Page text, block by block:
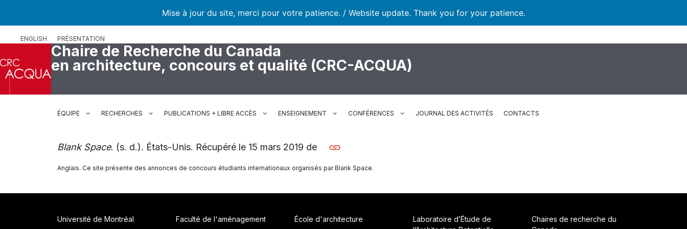
Mise à jour du site, merci pour votre patience. / Website update. Thank you for your patience.
ENGLISH PRÉSENTATION
Chaire de Recherche du Canada
en architecture, concours et qualité (CRC-ACQUA)
ÉQUIPE RECHERCHES PUBLICATIONS + LIBRE ACCÈS ENSEIGNEMENT CONFÉRENCES JOURNAL DES ACTIVITÉS CONTACTS
Blank Space. (s. d.). États-Unis. Récupéré le 15 mars 2019 de
Anglais. Ce site présente des annonces de concours étudiants internationaux organisés par Blank Space.
Université de Montréal Faculté de l'aménagement École d'architecture
Laboratoire d’Étude de
Chaires de recherche du